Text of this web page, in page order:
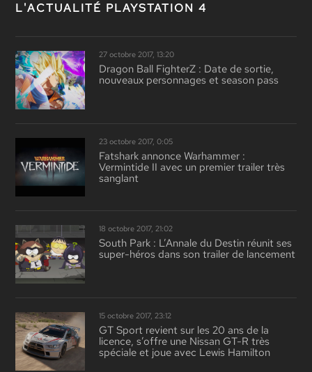
L'ACTUALITÉ PLAYSTATION 4
27 octobre 2017, 13:20
Dragon Ball FighterZ : Date de sortie,
nouveaux personnages et season pass
23 octobre 2017, 0:05
Fatshark annonce Warhammer :
Vermintide II avec un premier trailer très
sanglant
18 octobre 2017, 21:02
South Park : L’Annale du Destin réunit ses
super-héros dans son trailer de lancement
15 octobre 2017, 23:12
GT Sport revient sur les 20 ans de la
licence, s’offre une Nissan GT-R très
spéciale et joue avec Lewis Hamilton